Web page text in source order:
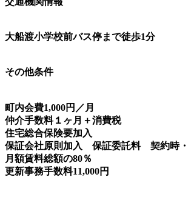
大船渡小学校前バス停まで徒歩1分
その他条件
町内会費1,000円／月
仲介手数料１ヶ月＋消費税
住宅総合保険要加入
保証会社原則加入 保証委託料 契約時・
月額賃料総額の80％
更新事務手数料11,000円